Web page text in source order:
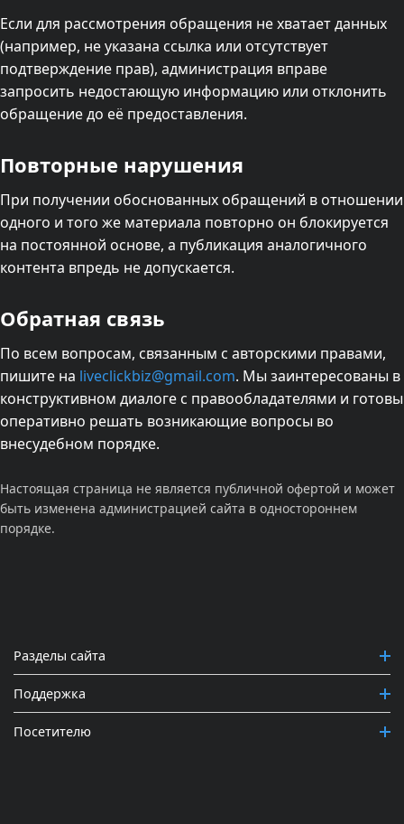
Если для рассмотрения обращения не хватает данных
(например, не указана ссылка или отсутствует
подтверждение прав), администрация вправе
запросить недостающую информацию или отклонить
обращение до её предоставления.
Повторные нарушения
При получении обоснованных обращений в отношении
одного и того же материала повторно он блокируется
на постоянной основе, а публикация аналогичного
контента впредь не допускается.
Обратная связь
По всем вопросам, связанным с авторскими правами,
пишите на liveclickbiz@gmail.com. Мы заинтересованы в
конструктивном диалоге с правообладателями и готовы
оперативно решать возникающие вопросы во
внесудебном порядке.
Настоящая страница не является публичной офертой и может
быть изменена администрацией сайта в одностороннем
порядке.
Разделы сайта
Поддержка
Посетителю